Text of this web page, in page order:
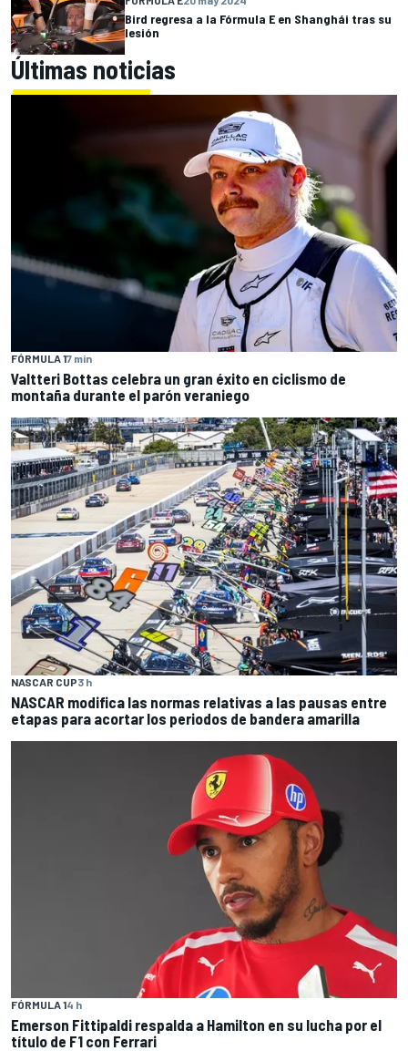
Bird regresa a la Fórmula E en Shanghái tras su
lesión
Últimas noticias
FÓRMULA 17 min
Valtteri Bottas celebra un gran éxito en ciclismo de
montaña durante el parón veraniego
NASCAR CUP3 h
NASCAR modifica las normas relativas a las pausas entre
etapas para acortar los periodos de bandera amarilla
FÓRMULA 14 h
Emerson Fittipaldi respalda a Hamilton en su lucha por el
título de F1 con Ferrari